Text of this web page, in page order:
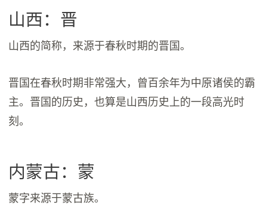
山西：晋
山西的简称，来源于春秋时期的晋国。
晋国在春秋时期非常强大，曾百余年为中原诸侯的霸
主。晋国的历史，也算是山西历史上的一段高光时
刻。
内蒙古：蒙
蒙字来源于蒙古族。